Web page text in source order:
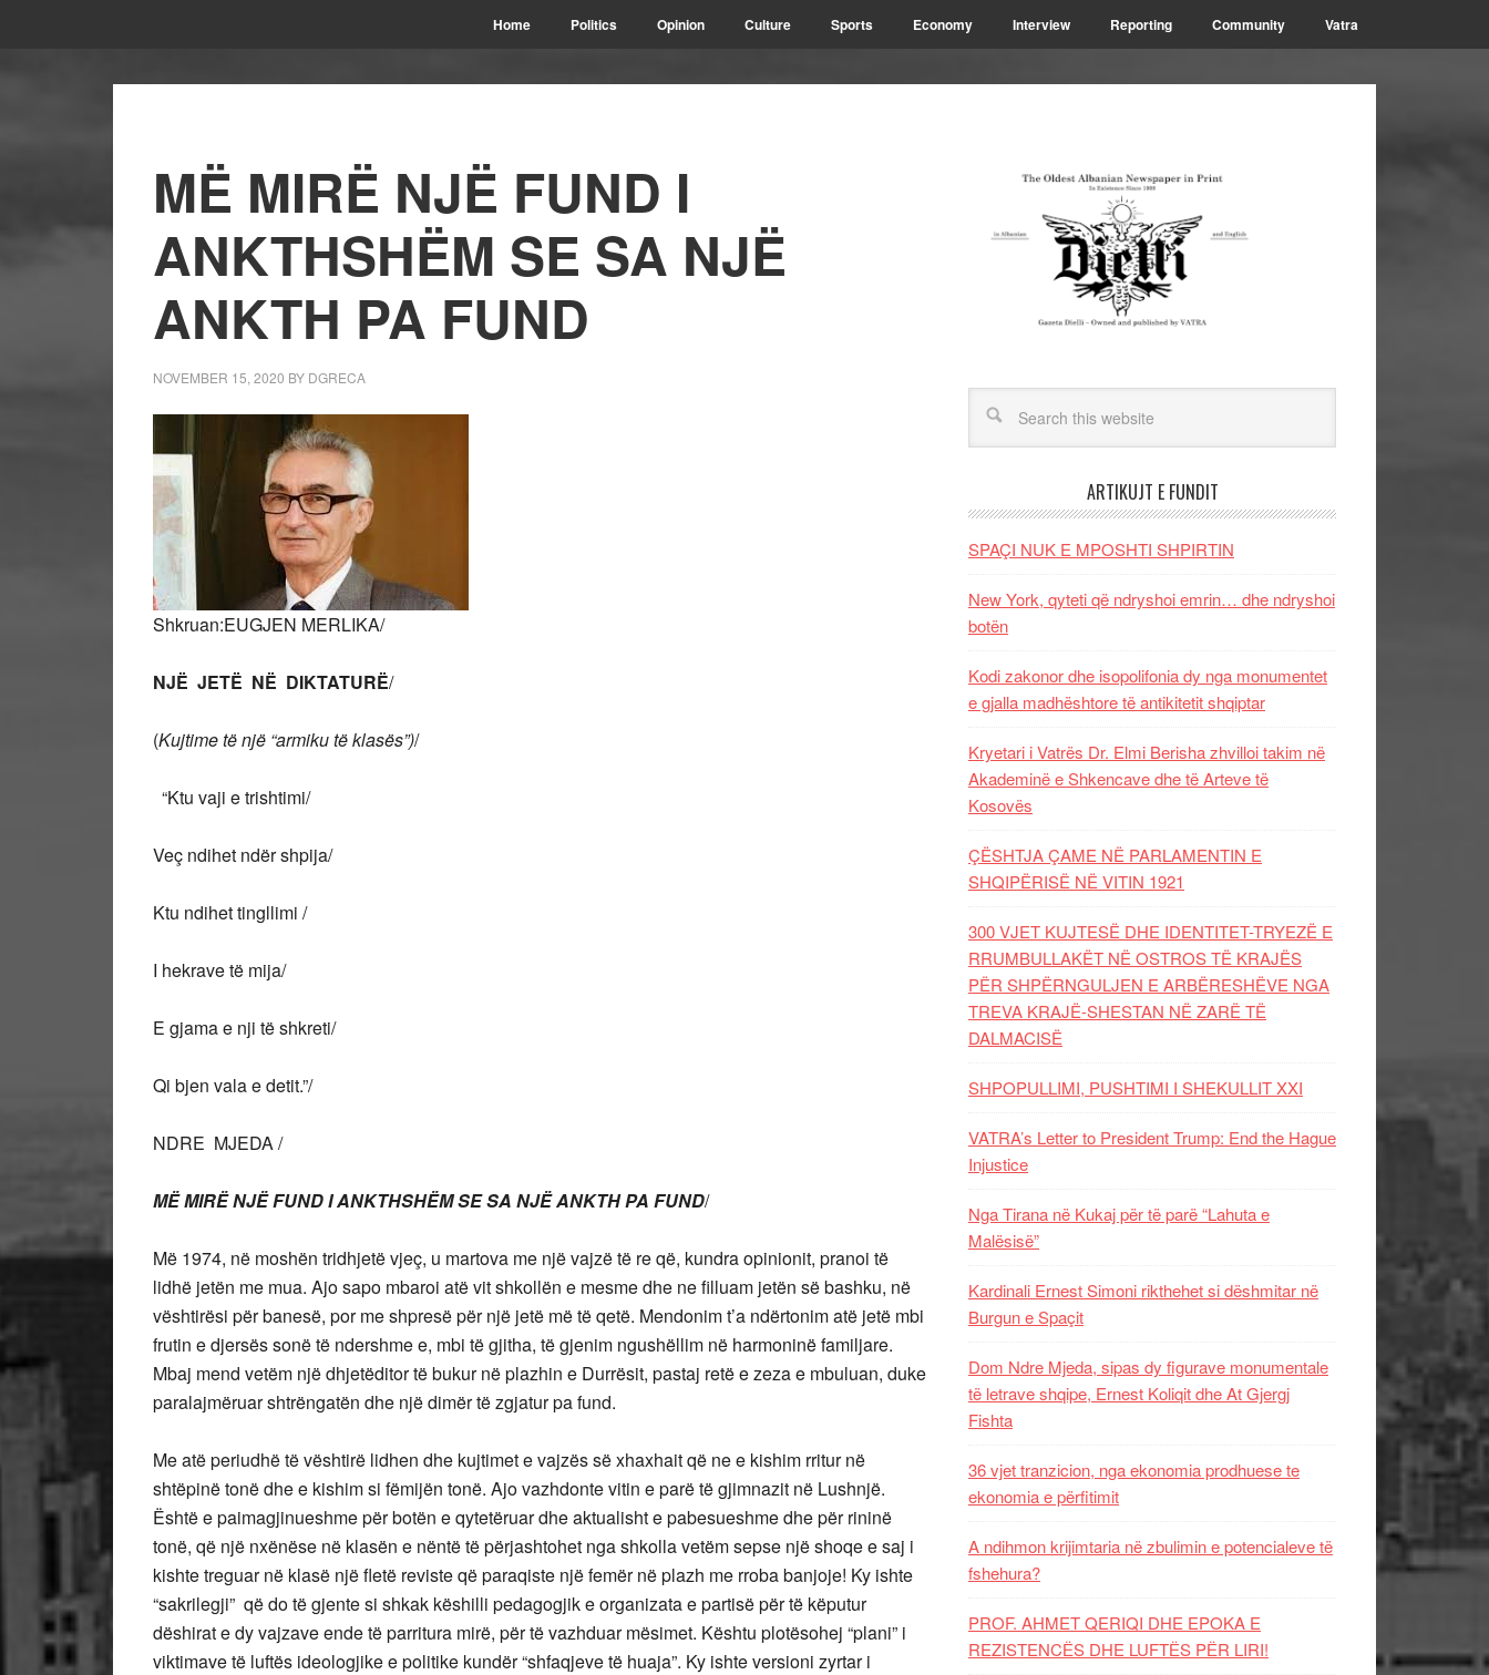
Home Politics Opinion Culture Sports Economy Interview Reporting Community Vatra
MË MIRË NJË FUND I
ANKTHSHËM SE SA NJË
ANKTH PA FUND
NOVEMBER 15, 2020 BY DGRECA
Shkruan:EUGJEN MERLIKA/
NJË JETË NË DIKTATURË/
(Kujtime të një “armiku të klasës”)/
“Ktu vaji e trishtimi/
Veç ndihet ndër shpija/
Ktu ndihet tingllimi /
I hekrave të mija/
E gjama e nji të shkreti/
Qi bjen vala e detit.”/
NDRE MJEDA /
MË MIRË NJË FUND I ANKTHSHËM SE SA NJË ANKTH PA FUND/
Më 1974, në moshën tridhjetë vjeç, u martova me një vajzë të re që, kundra opinionit, pranoi të
lidhë jetën me mua. Ajo sapo mbaroi atë vit shkollën e mesme dhe ne filluam jetën së bashku, në
vështirësi për banesë, por me shpresë për një jetë më të qetë. Mendonim t’a ndërtonim atë jetë mbi
frutin e djersës sonë të ndershme e, mbi të gjitha, të gjenim ngushëllim në harmoninë familjare.
Mbaj mend vetëm një dhjetëditor të bukur në plazhin e Durrësit, pastaj retë e zeza e mbuluan, duke
paralajmëruar shtrëngatën dhe një dimër të zgjatur pa fund.
Me atë periudhë të vështirë lidhen dhe kujtimet e vajzës së xhaxhait që ne e kishim rritur në
shtëpinë tonë dhe e kishim si fëmijën tonë. Ajo vazhdonte vitin e parë të gjimnazit në Lushnjë.
Është e paimagjinueshme për botën e qytetëruar dhe aktualisht e pabesueshme dhe për rininë
tonë, që një nxënëse në klasën e nëntë të përjashtohet nga shkolla vetëm sepse një shoqe e saj i
kishte treguar në klasë një fletë reviste që paraqiste një femër në plazh me rroba banjoje! Ky ishte
“sakrilegji” që do të gjente si shkak këshilli pedagogjik e organizata e partisë për të këputur
dëshirat e dy vajzave ende të parritura mirë, për të vazhduar mësimet. Kështu plotësohej “plani” i
viktimave të luftës ideologjike e politike kundër “shfaqjeve të huaja”. Ky ishte versioni zyrtar i
ARTIKUJT E FUNDIT
SPAÇI NUK E MPOSHTI SHPIRTIN
New York, qyteti që ndryshoi emrin… dhe ndryshoi
botën
Kodi zakonor dhe isopolifonia dy nga monumentet
e gjalla madhështore të antikitetit shqiptar
Kryetari i Vatrës Dr. Elmi Berisha zhvilloi takim në
Akademinë e Shkencave dhe të Arteve të
Kosovës
ÇËSHTJA ÇAME NË PARLAMENTIN E
SHQIPËRISË NË VITIN 1921
300 VJET KUJTESË DHE IDENTITET-TRYEZË E
RRUMBULLAKËT NË OSTROS TË KRAJËS
PËR SHPËRNGULJEN E ARBËRESHËVE NGA
TREVA KRAJË-SHESTAN NË ZARË TË
DALMACISË
SHPOPULLIMI, PUSHTIMI I SHEKULLIT XXI
VATRA’s Letter to President Trump: End the Hague
Injustice
Nga Tirana në Kukaj për të parë “Lahuta e
Malësisë”
Kardinali Ernest Simoni rikthehet si dëshmitar në
Burgun e Spaçit
Dom Ndre Mjeda, sipas dy figurave monumentale
të letrave shqipe, Ernest Koliqit dhe At Gjergj
Fishta
36 vjet tranzicion, nga ekonomia prodhuese te
ekonomia e përfitimit
A ndihmon krijimtaria në zbulimin e potencialeve të
fshehura?
PROF. AHMET QERIQI DHE EPOKA E
REZISTENCЁS DHE LUFTЁS PЁR LIRI!